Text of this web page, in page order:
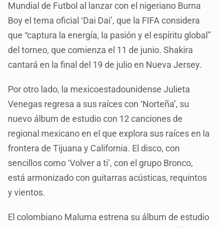
Mundial de Futbol al lanzar con el nigeriano Burna
Boy el tema oficial ‘Dai Dai’, que la FIFA considera
que “captura la energía, la pasión y el espíritu global”
del torneo, que comienza el 11 de junio. Shakira
cantará en la final del 19 de julio en Nueva Jersey.
Por otro lado, la mexicoestadounidense Julieta
Venegas regresa a sus raíces con ‘Norteña’, su
nuevo álbum de estudio con 12 canciones de
regional mexicano en el que explora sus raíces en la
frontera de Tijuana y California. El disco, con
sencillos como ‘Volver a ti’, con el grupo Bronco,
está armonizado con guitarras acústicas, requintos
y vientos.
El colombiano Maluma estrena su álbum de estudio